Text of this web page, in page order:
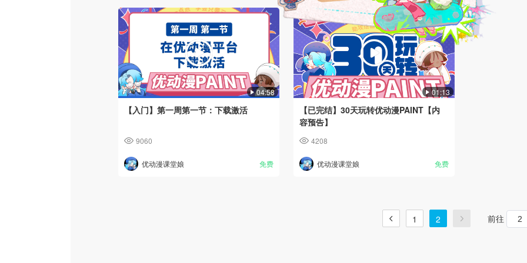
04:58
【入门】第一周第一节：下载激活
9060
优动漫课堂娘 免费
01:13
【已完结】30天玩转优动漫PAINT【内
容预告】
4208
优动漫课堂娘 免费
1 2 前往